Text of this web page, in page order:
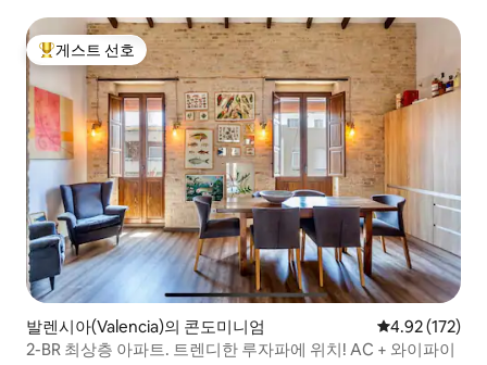
상위 게스트 선호
게스트 선호
발렌시아(Valencia)의 콘도미니엄 평점 4.92점(5
4.92 (172)
2-BR 최상층 아파트. 트렌디한 루자파에 위치! AC + 와이파이